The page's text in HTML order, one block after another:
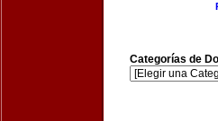
Categorías de